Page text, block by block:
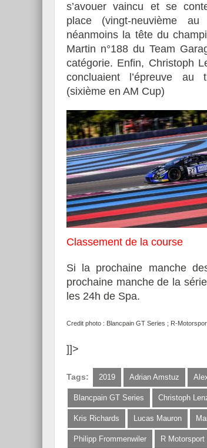
s’avouer vaincu et se
place (vingt-neuvième au
néanmoins la tête du
Martin n°188 du Team
catégorie. Enfin, Christoph
concluaient l’épreuve au
(sixième en AM Cup)
Classement de la course
Si la prochaine manche
prochaine manche de la
les 24h de Spa.
Credit photo : Blancpain GT Series ; R-
]]>
Tags: 2019 Adrian Amstuz
Blancpain GT Series Christoph
Kris Richards Lucas Mauron
Philipp Frommenwiler R Motorsport